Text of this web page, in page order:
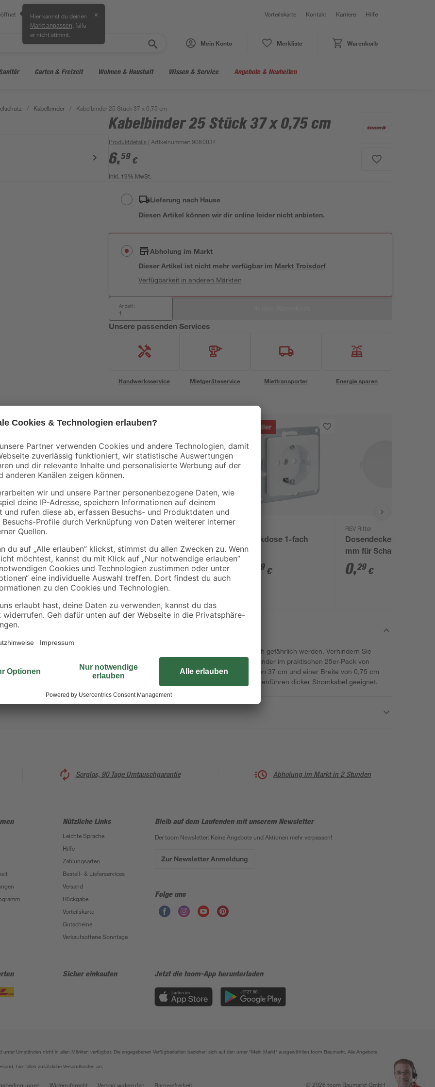
Hier kannst du deinen
Markt anpassen , falls
er nicht stimmt.
✕ Vorteilskarte Kontakt Karriere Hilfe
Mein Konto Merkliste Warenkorb
Garten & Freizeit Wohnen & Haushalt Wissen & Service Angebote & Neuheiten
/ Kabelbinder / Kabelbinder 25 Stück 37 x 0,75 cm
Kabelbinder 25 Stück 37 x 0,75 cm
Produktdetails | Artikelnummer:9060034
6,59 €
inkl. 19% MwSt.
Lieferung nach Hause
Diesen Artikel können wir dir online leider nicht anbieten.
Abholung im Markt
Dieser Artikel ist nicht mehr verfügbar im Markt Troisdorf
Verfügbarkeit in anderen Märkten
Anzahl:
Unsere passenden Services
Handwerksservice Mietgeräteservice Miettransporter Energie sparen
x
61 mm
0,25€
61 mm 25 Stück
3,89€
Bestseller
Steckdose 1-fach
weiß
59 €
REV Ritter
Dosendeckel Ø 68
mm für Schalterdose
60 mm weiß
0,29 €
Kabelsalat kann nicht nur unschön, sondern auch gefährlich werden. Verhindern Sie
chaotische Kabelaufkommen mithilfe der Kabelbinder im praktischen 25er-Pack von
unserer toom Qualitätsmarke. Mit einer Länge von 37 cm und einer Breite von 0,75 cm
sind die Kabelbinder hervorragend zum Zusammenführen dicker Stromkabel geeignet.
Sorglos, 90 Tage Umtauschgarantie Abholung im Markt in 2 Stunden
Nützliche Links
Leichte Sprache
Hilfe
Zahlungsarten
Bestell- & Lieferservices
Versand
Rückgabe
Vorteilskarte
Gutscheine
Verkaufsoffene Sonntage
Bleib auf dem Laufenden mit unserem Newsletter
Der toom Newsletter: Keine Angebote und Aktionen mehr verpassen!
Zur Newsletter Anmeldung
Folge uns
Sicher einkaufen Jetzt die toom-App herunterladen
Umständen nicht in allen Märkten verfügbar. Die angegebenen Verfügbarkeiten beziehen sich auf den unter "Mein Markt" ausgewählten toom Baumarkt. Alle Angebote
hier fallen zusätzliche Versandkosten an.
Widerrufsrecht Vertrag widerrufen Barrierefreiheit © 2026 toom Baumarkt GmbH